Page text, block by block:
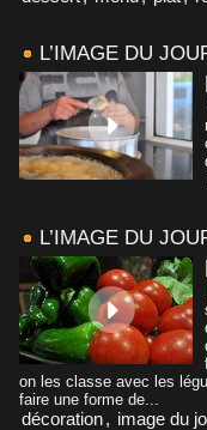
L’IMAGE DU
L’IMAGE DU
on les classe avec les
faire une forme de...
décoration, image du